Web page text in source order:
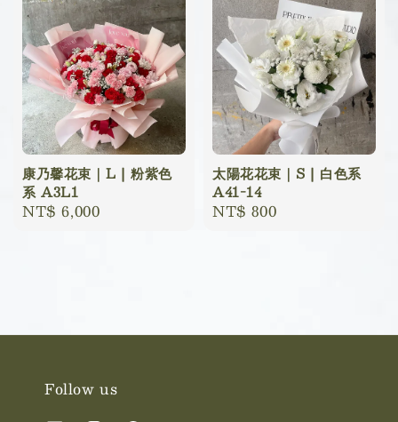
康乃馨花束｜L | 粉紫色
系 A3L1
Regular
NT$ 6,000
太陽花花束｜S | 白色系
A41-14
Regular
NT$ 800
Follow us